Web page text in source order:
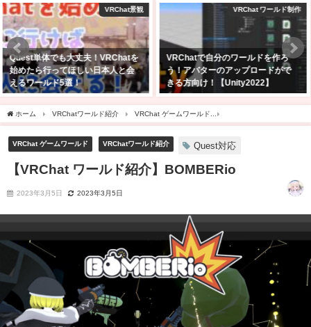
VRChat ワールド制作
VRChatで自分のワールドを作ろ
う！アバターのアップロードがで
きる方向け！【Unity2022】
購入レビュー！
VRChatでフルトラで遊びたくて
PICO 4 Ultra購入した！スペック
は？バッテリー駆動時間は？
ホーム VRChatワールド紹介 VRChat ゲームワールド
VRChat ゲームワールド VRChatワールド紹介 Quest対応
【VRChat ワールド紹介】BOMBERio
2023年3月5日 2023年3月5日